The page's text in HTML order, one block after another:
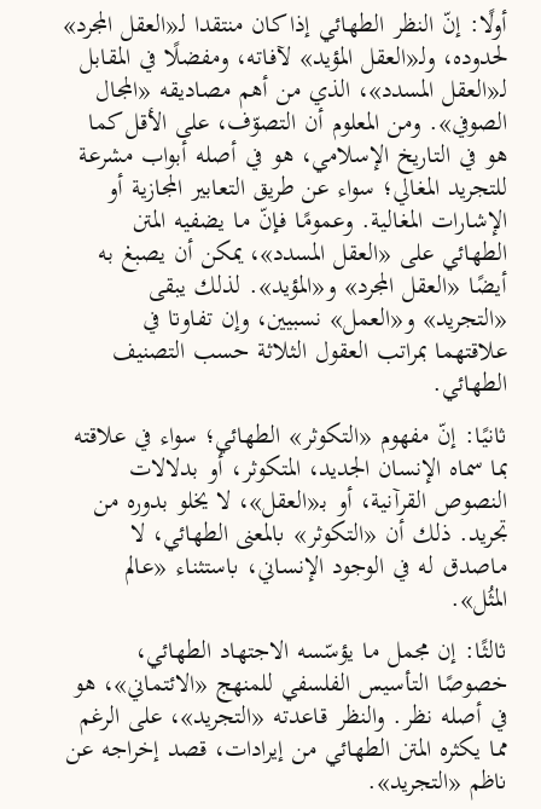
أولًا: إنّ النظر الطهائي إذا كان منتقدا لـ«العقل المجرد»
لحدوده، ولـ«العقل المؤيد» لآفاته، ومفضلًا في المقابل
لـ«العقل المسدد»، الذي من أهم مصاديقه «المجال
الصوفي». ومن المعلوم أن التصوّف، على الأقل كما
هو في التاريخ الإسلامي، هو في أصله أبواب مشرعة
للتجريد المغالي؛ سواء عن طريق التعابير المجازية أو
الإشارات المغالية. وعمومًا فإنّ ما يضفيه المتن
الطهائي على «العقل المسدد»، يمكن أن يصبغ به
أيضًا «العقل المجرد» و«المؤيد». لذلك يبقى
«التجريد» و«العمل» نسبيين، وإن تفاوتا في
علاقتهما بمراتب العقول الثلاثة حسب التصنيف
الطهائي.
ثانيًا: إنّ مفهوم «التكوثر» الطهائي؛ سواء في علاقته
بما سماه الإنسان الجديد، المتكوثر، أو بدلالات
النصوص القرآنية، أو بـ«العقل»، لا يخلو بدوره من
تجريد. ذلك أن «التكوثر» بالمعنى الطهائي، لا
ماصدق له في الوجود الإنساني، باستثناء «عالم
المثُل».
ثالثًا: إن مجمل ما يؤسّسه الاجتهاد الطهائي،
خصوصًا التأسيس الفلسفي للمنهج «الائتماني»، هو
في أصله نظر. والنظر قاعدته «التجريد»، على الرغم
مما يكثره المتن الطهائي من إيرادات، قصد إخراجه عن
ناظم «التجريد».